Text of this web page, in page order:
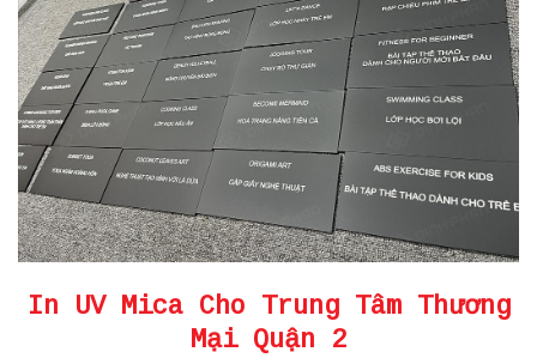
In UV Mica Cho Trung Tâm Thương
Mại Quận 2